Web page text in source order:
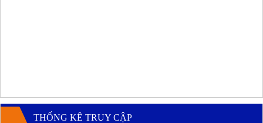
THỐNG KÊ TRUY CẬP